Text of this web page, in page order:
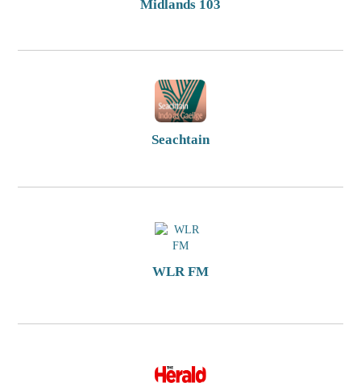
Midlands 103
Seachtain
WLR FM